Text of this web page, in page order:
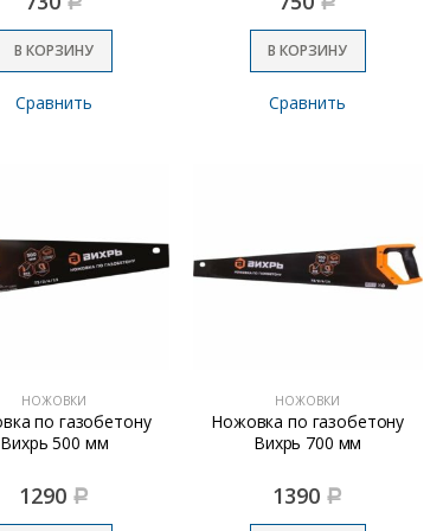
В КОРЗИНУ
Сравнить
В КОРЗИНУ
Сравнить
НОЖОВКИ
по газобетону
Вихрь 500 мм
1290 Р
НОЖОВКИ
Ножовка по газобетону
Вихрь 700 мм
1390 Р